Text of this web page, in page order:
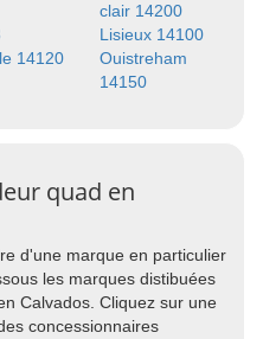
clair 14200
Lisieux 14100
14120
Ouistreham
14150
quad en
d'une marque en particulier
les marques distibuées
Calvados. Cliquez sur une
concessionnaires